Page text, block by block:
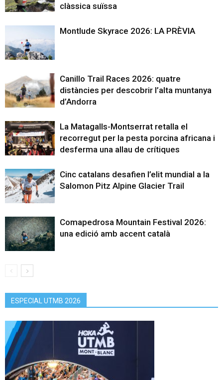
clàssica suïssa
Montlude Skyrace 2026: LA PRÈVIA
Canillo Trail Races 2026: quatre
distàncies per descobrir l’alta muntanya
d’Andorra
La Matagalls-Montserrat retalla el
recorregut per la pesta porcina africana i
desferma una allau de crítiques
Cinc catalans desafien l’elit mundial a la
Salomon Pitz Alpine Glacier Trail
Comapedrosa Mountain Festival 2026:
una edició amb accent català
ESPECIAL UTMB 2026